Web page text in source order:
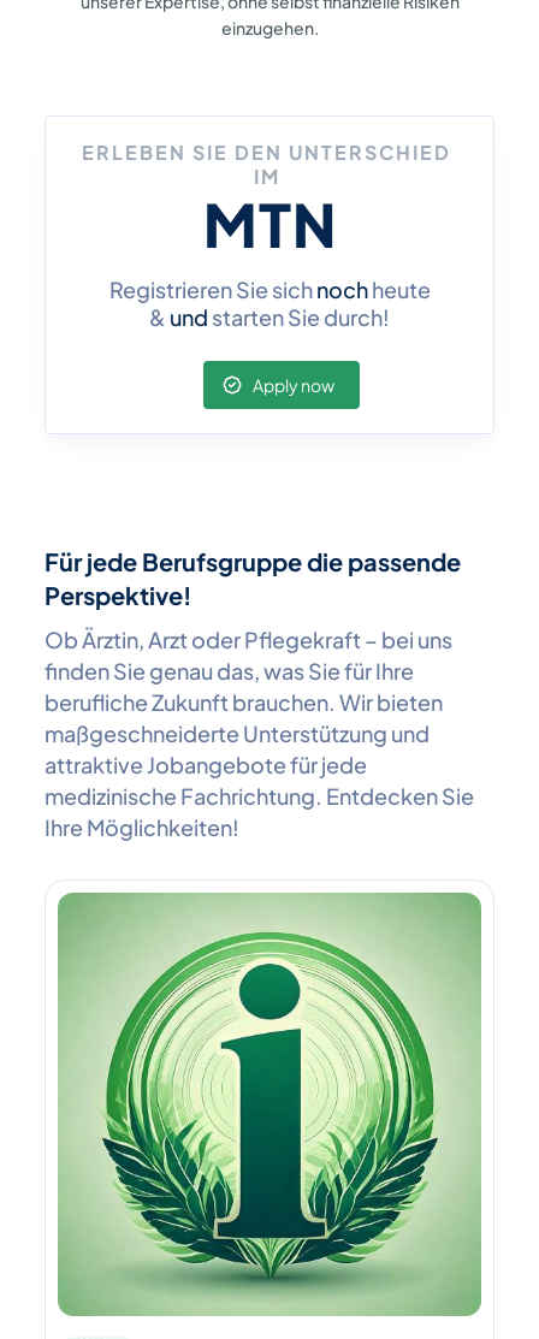
einzugehen.
ERLEBEN SIE DEN UNTERSCHIED
IM
MTN
Registrieren Sie sichnochheute
& und starten Sie durch!
Apply now
Für jede Berufsgruppe die passende
Perspektive!
Ob Ärztin, Arzt oder Pflegekraft – bei uns
finden Sie genau das, was Sie für Ihre
berufliche Zukunft brauchen. Wir bieten
maßgeschneiderte Unterstützung und
attraktive Jobangebote für jede
medizinische Fachrichtung. Entdecken Sie
Ihre Möglichkeiten!